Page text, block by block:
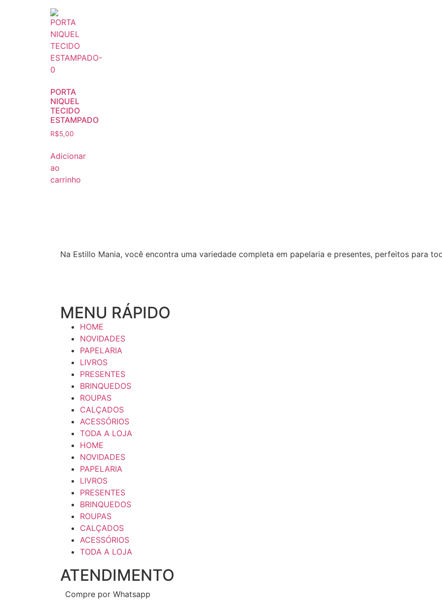
PORTA
NIQUEL
TECIDO
ESTAMPADO
R$5,00
Adicionar
ao
carrinho
Na Estillo Mania, você encontra uma variedade completa em papelaria e presentes, perfeitos para
MENU RÁPIDO
HOME
NOVIDADES
PAPELARIA
LIVROS
PRESENTES
BRINQUEDOS
ROUPAS
CALÇADOS
ACESSÓRIOS
TODA A LOJA
HOME
NOVIDADES
PAPELARIA
LIVROS
PRESENTES
BRINQUEDOS
ROUPAS
CALÇADOS
ACESSÓRIOS
TODA A LOJA
ATENDIMENTO
Compre por Whatsapp